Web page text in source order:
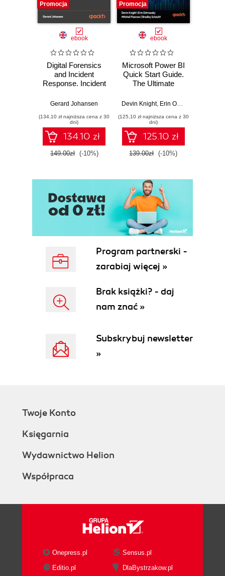
Promocja
ebook
Digital Forensics
and Incident
Response. Incident
and techniques for
threat response -
Fourth Edition
Gerard Johansen
(134,10 zł najniższa cena z 30
dni)
134.10 zł
149.00zł (-10%)
Promocja
ebook
Microsoft Power BI
Quick Start Guide.
The Ultimate
to Power BI, Data
Tools, and
Microsoft Fabric -
Fourth Edition
Devin Knight, Erin Ostrowsky
(125,10 zł najniższa cena z 30
dni)
125.10 zł
139.00zł (-10%)
Program partnerski -
zarabiaj więcej »
Brak książki? - daj
nam znać »
Subskrybuj newsletter
»
Twoje Konto
Księgarnia
Wydawnictwo Helion
Współpraca
Onepress.pl
Sensus.pl
Editio.pl
DlaBystrzakow.pl